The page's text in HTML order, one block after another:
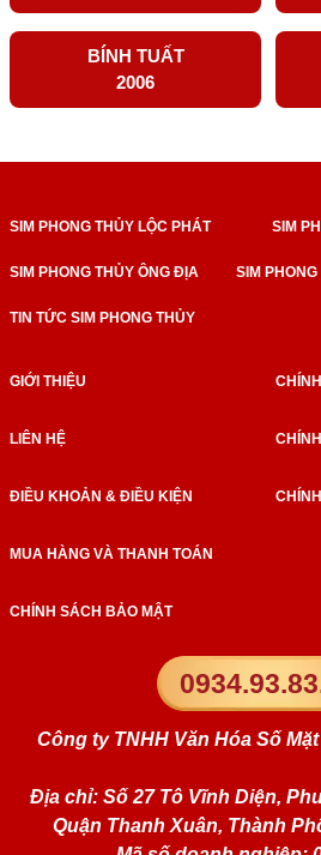
BÍNH TUẤT
2006
SIM PHONG THỦY LỘC PHÁT SIM
SIM PHONG THỦY ÔNG ĐỊA SIM PHONG
TIN TỨC SIM PHONG THỦY
Công ty TNHH Văn Hóa Số
Địa chỉ: Số 27 Tô Vĩnh Diện,
Quận Thanh Xuân, Thành
GIỚI THIỆU
LIÊN HỆ
ĐIỀU KHOẢN & ĐIỀU KIỆN
MUA HÀNG VÀ THANH TOÁN
CHÍNH SÁCH BẢO MẬT